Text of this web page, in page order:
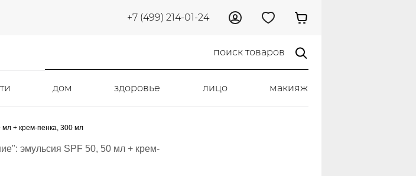
+7 (499) 214-01-24
дом здоровье лицо макияж
+ крем-пенка, 300 мл
эмульсия SPF 50, 50 мл + крем-